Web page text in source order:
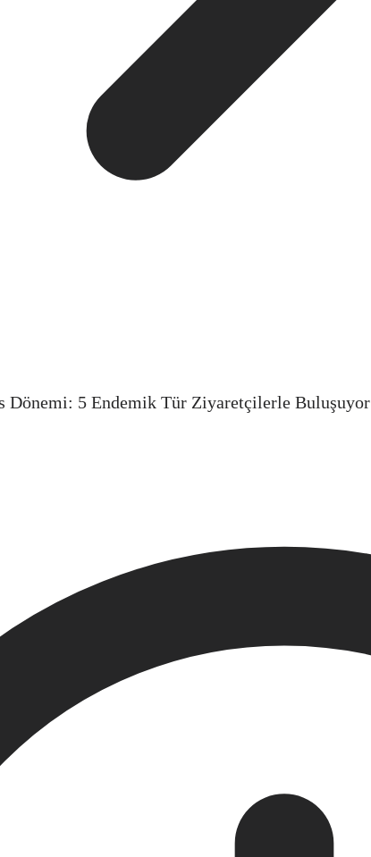
Dönemi: 5 Endemik Tür Ziyaretçilerle Buluşuyor